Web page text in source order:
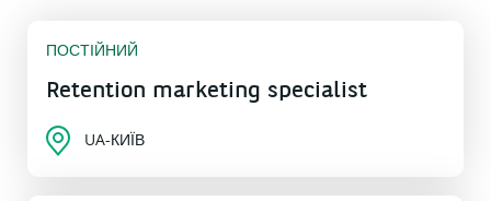
ПОСТІЙНИЙ
Retention marketing specialist
UA-КИЇВ